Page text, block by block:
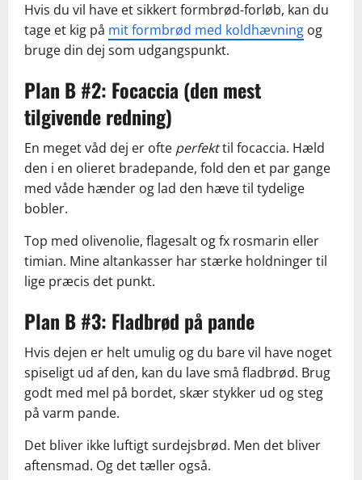
Hvis du vil have et sikkert formbrød-forløb, kan du
tage et kig på mit formbrød med koldhævning og
bruge din dej som udgangspunkt.
Plan B #2: Focaccia (den mest
tilgivende redning)
En meget våd dej er ofte perfekttil focaccia. Hæld
den i en olieret bradepande, fold den et par gange
med våde hænder og lad den hæve til tydelige
bobler.
Top med olivenolie, flagesalt og fx rosmarin eller
timian. Mine altankasser har stærke holdninger til
lige præcis det punkt.
Plan B #3: Fladbrød på pande
Hvis dejen er helt umulig og du bare vil have noget
spiseligt ud af den, kan du lave små fladbrød. Brug
godt med mel på bordet, skær stykker ud og steg
på varm pande.
Det bliver ikke luftigt surdejsbrød. Men det bliver
aftensmad. Og det tæller også.